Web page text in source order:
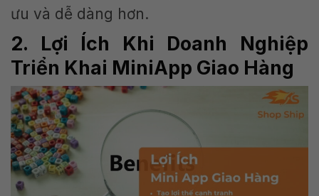
ưu và dễ dàng hơn.
2. Lợi Ích Khi Doanh Nghiệp
Triển Khai MiniApp Giao Hàng